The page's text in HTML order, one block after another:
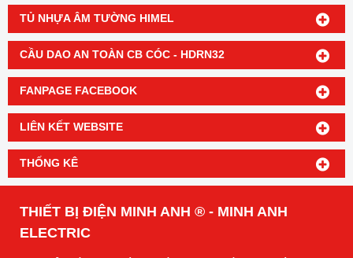
TỦ NHỰA ÂM TƯỜNG HIMEL
CẦU DAO AN TOÀN CB CÓC - HDRN32
FANPAGE FACEBOOK
LIÊN KẾT WEBSITE
THỐNG KÊ
THIẾT BỊ ĐIỆN MINH ANH ® - MINH ANH
ELECTRIC